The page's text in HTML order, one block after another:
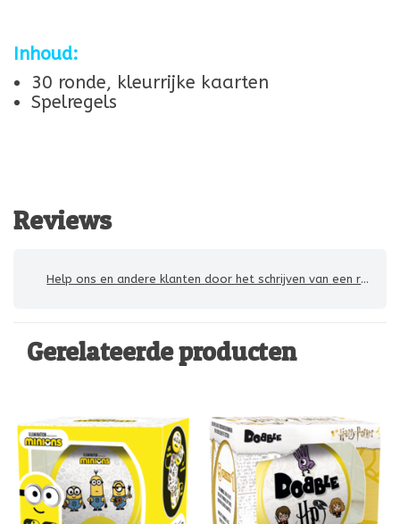
Inhoud:
30 ronde, kleurrijke kaarten
Spelregels
Reviews
Help ons en andere klanten door het schrijven van een review
Gerelateerde producten